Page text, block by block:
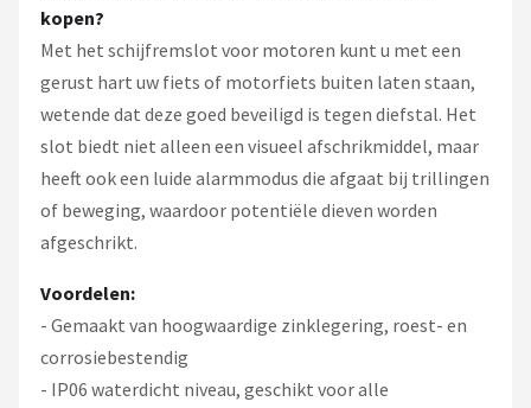
kopen?
Met het schijfremslot voor motoren kunt u met een
gerust hart uw fiets of motorfiets buiten laten staan,
wetende dat deze goed beveiligd is tegen diefstal. Het
slot biedt niet alleen een visueel afschrikmiddel, maar
heeft ook een luide alarmmodus die afgaat bij trillingen
of beweging, waardoor potentiële dieven worden
afgeschrikt.
Voordelen:
- Gemaakt van hoogwaardige zinklegering, roest- en
corrosiebestendig
- IP06 waterdicht niveau, geschikt voor alle